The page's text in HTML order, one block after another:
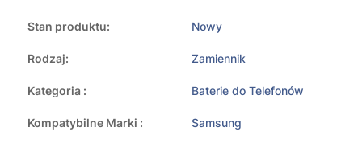
Stan produktu: Nowy
Rodzaj: Zamiennik
Kategoria : Baterie do Telefonów
Kompatybilne Marki : Samsung